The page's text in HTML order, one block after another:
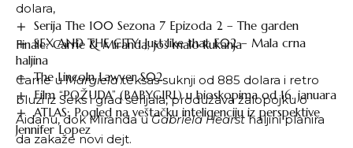
dolara,
Finale: Carrie & Miranda, još malo kukanja
Carrie uMargielateksas suknji od 885 dolara i retro
bluzi iz Seks i grad serijala, produžava žalopojku o
Aidanu, dok Miranda uGabriela Hearsthaljini planira
da zakaže novi dejt.
Serija The 100 Sezona 7 Epizoda 2 – The garden
SEX AND THE CITY: Just like that E02 – Mala crna
haljina
The Lincoln Lawyer S02
Film “POŽUDA” (BABYGIRL) u bioskopima od 16. januara
ATLAS: Pogled na veštačku inteligenciju iz perspektive
Jennifer Lopez